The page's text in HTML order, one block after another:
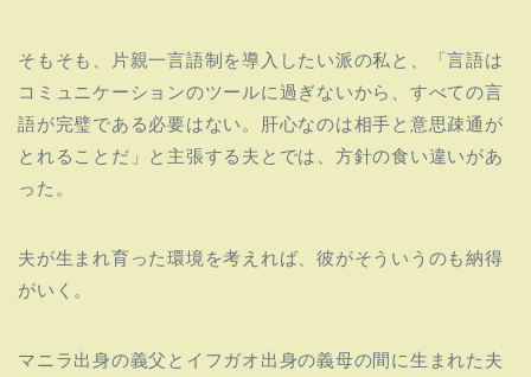
そもそも、片親一言語制を導入したい派の私と、「言語は
コミュニケーションのツールに過ぎないから、 すべての言
語が完璧である必要はない。肝心なのは相手と意思疎通が
とれることだ」と主張する夫とでは、方針の食い違いがあ
った。
夫が生まれ育った環境を考えれば、彼がそういうのも納得
がいく。
マニラ出身の義父とイフガオ出身の義母の間に生まれた夫